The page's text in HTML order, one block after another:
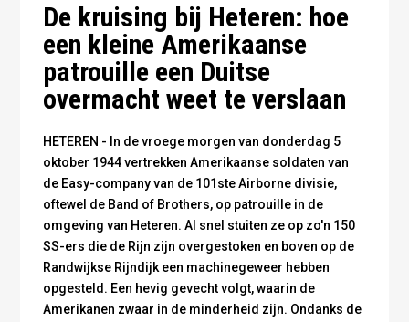
De kruising bij Heteren: hoe
een kleine Amerikaanse
patrouille een Duitse
overmacht weet te verslaan
HETEREN - In de vroege morgen van donderdag 5
oktober 1944 vertrekken Amerikaanse soldaten van
de Easy-company van de 101ste Airborne divisie,
oftewel de Band of Brothers, op patrouille in de
omgeving van Heteren. Al snel stuiten ze op zo'n 150
SS-ers die de Rijn zijn overgestoken en boven op de
Randwijkse Rijndijk een machinegeweer hebben
opgesteld. Een hevig gevecht volgt, waarin de
Amerikanen zwaar in de minderheid zijn. Ondanks de